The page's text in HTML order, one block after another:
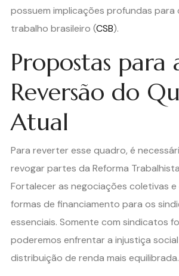
possuem implicações profundas para
trabalho brasileiro​ (CSB)​.
Propostas para
Reversão do
Atual
Para reverter esse quadro, é
revogar partes da Reforma
Fortalecer as negociações coletivas
formas de financiamento para os
essenciais. Somente com sindicatos
poderemos enfrentar a injustiça
distribuição de renda mais equilibrada.